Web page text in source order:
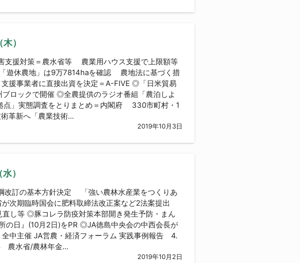
）
支援対策＝農水省等 農業用ハウス支援で上限額等
遊休農地」は9万7814haを確認 農地法に基づく措
援事業者に直接出資を決定＝A-FIVE ◎「日米貿易
ロックで開催 ◎全農提供のラジオ番組「農泊しよ
点」実態調査をとりまとめ＝内閣府 330市町村・1
革新へ「農業技術...
2019年10月3日
）
改訂の基本方針決定 「強い農林水産業をつくりあ
次期臨時国会に肥料取締法改正案など2法案提出
し等 ◎豚コレラ防疫対策本部開き発生予防・まん
の日』(10月2日)をPR ◎JA徳島中央会の中西会長が
中主催 JA営農・経済フォーラム 実践事例報告 4.
農水省/農林年金...
2019年10月2日